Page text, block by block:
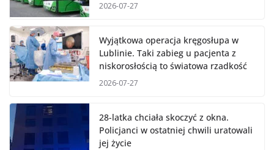
2026-07-27
Wyjątkowa operacja kręgosłupa w
Lublinie. Taki zabieg u pacjenta z
niskorosłością to światowa rzadkość
2026-07-27
28-latka chciała skoczyć z okna.
Policjanci w ostatniej chwili uratowali
jej życie